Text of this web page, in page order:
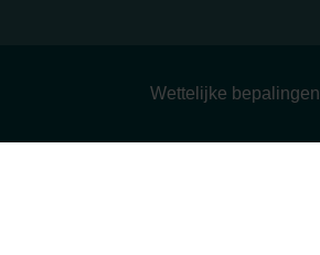
Wettelijke bepalingen